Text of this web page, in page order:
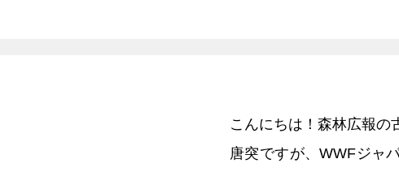
こんにちは！森林広報の
唐突ですが、WWFジャ